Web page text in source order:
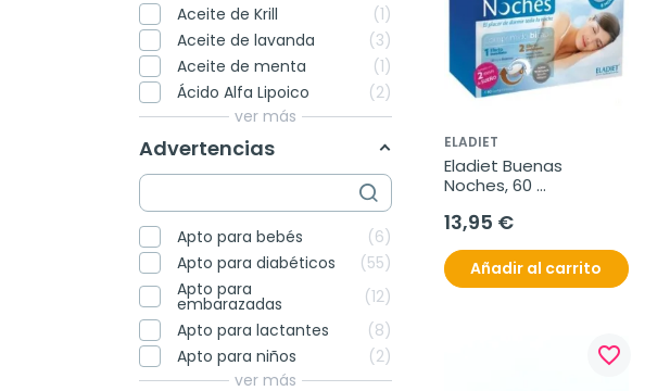
Aceite de Krill
1
Aceite de lavanda
3
Aceite de menta
1
Ácido Alfa Lipoico
2
ver más
Advertencias
Apto para bebés
6
Apto para diabéticos
55
Apto para
embarazadas
12
Apto para lactantes
8
Apto para niños
2
ver más
ELADIET
Eladiet Buenas
Noches, 60
13,95 €
Añadir al carrito
favorite_border